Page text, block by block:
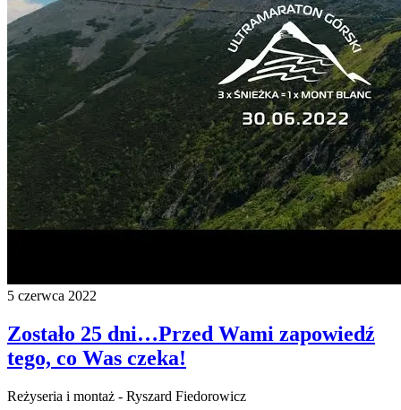
5 czerwca 2022
Zostało 25 dni…Przed Wami zapowiedź
tego, co Was czeka!
Reżyseria i montaż - Ryszard Fiedorowicz